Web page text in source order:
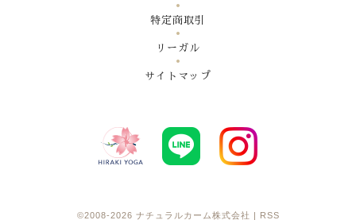
特定商取引
リーガル
サイトマップ
©2008-2026 ナチュラルカーム株式会社 RSS